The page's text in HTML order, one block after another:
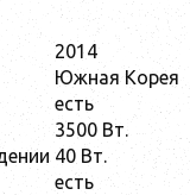
2014
Южная Корея
есть
3500 Вт.
40 Вт.
есть